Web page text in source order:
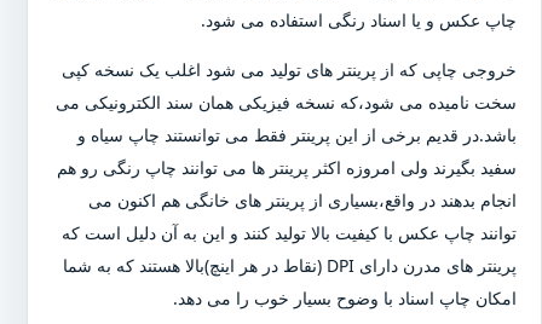
چاپ عکس و یا اسناد رنگی استفاده می شود.
خروجی چاپی که از پرینتر های تولید می شود اغلب یک نسخه کپی
سخت نامیده می شود،که نسخه فیزیکی همان سند الکترونیکی می
باشد.در قدیم برخی از این پرینتر فقط می توانستند چاپ سیاه و
سفید بگیرند ولی امروزه اکثر پرینتر ها می توانند چاپ رنگی رو هم
انجام بدهند در واقع،بسیاری از پرینتر های خانگی هم اکنون می
توانند چاپ عکس با کیفیت بالا تولید کنند و این به آن دلیل است که
پرینتر های مدرن دارای DPI (نقاط در هر اینچ)بالا هستند که به شما
امکان چاپ اسناد با وضوح بسیار خوب را می دهد.